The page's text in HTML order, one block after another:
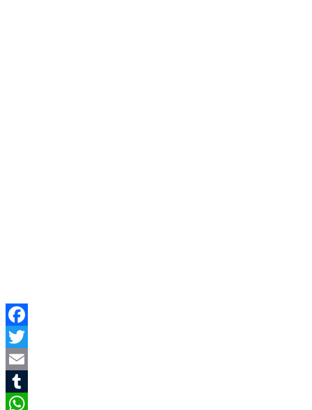
Facebook
Twitter
Email
Tumblr